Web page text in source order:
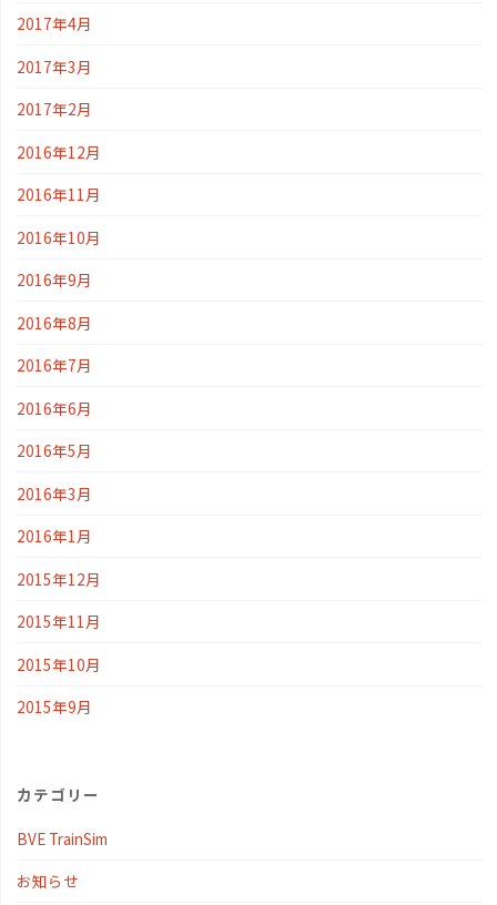
2017年4月
2017年3月
2017年2月
2016年12月
2016年11月
2016年10月
2016年9月
2016年8月
2016年7月
2016年6月
2016年5月
2016年3月
2016年1月
2015年12月
2015年11月
2015年10月
2015年9月
カテゴリー
BVE TrainSim
お知らせ